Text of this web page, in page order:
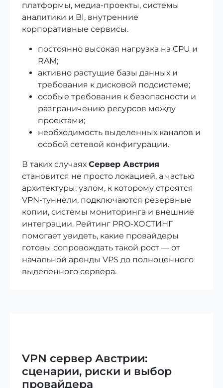
платформы, медиа‑проекты, системы
аналитики и BI, внутренние
корпоративные сервисы.
постоянно высокая нагрузка на CPU и
RAM;
активно растущие базы данных и
требования к дисковой подсистеме;
особые требования к безопасности и
разграничению ресурсов между
проектами;
необходимость выделенных каналов и
особой сетевой конфигурации.
В таких случаях Сервер Австрия
становится не просто локацией, а частью
архитектуры: узлом, к которому строятся
VPN‑туннели, подключаются резервные
копии, системы мониторинга и внешние
интеграции. Рейтинг PRO-ХОСТИНГ
помогает увидеть, какие провайдеры
готовы сопровождать такой рост — от
начальной аренды VPS до полноценного
выделенного сервера.
VPN сервер Австрии:
сценарии, риски и выбор
провайдера